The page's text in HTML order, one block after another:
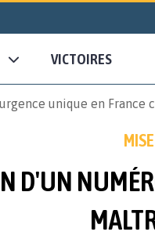
VICTOIRES
unique en
D'UN